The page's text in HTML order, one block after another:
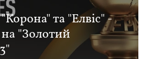
та "Елвіс" -
"Золотий